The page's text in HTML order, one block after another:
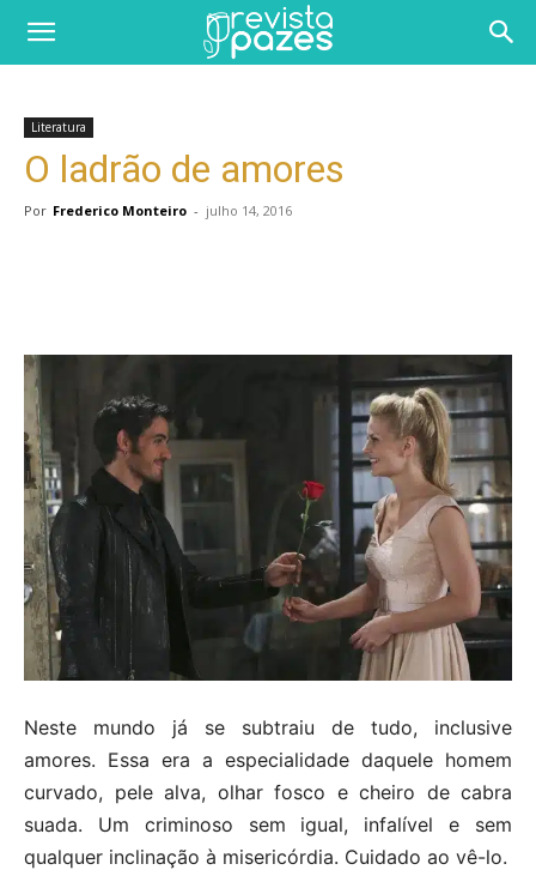
Literatura
O ladrão de amores
Por Frederico Monteiro - julho 14, 2016
Neste mundo já se subtraiu de tudo, inclusive
amores. Essa era a especialidade daquele homem
curvado, pele alva, olhar fosco e cheiro de cabra
suada. Um criminoso sem igual, infalível e sem
qualquer inclinação à misericórdia. Cuidado ao vê-lo.